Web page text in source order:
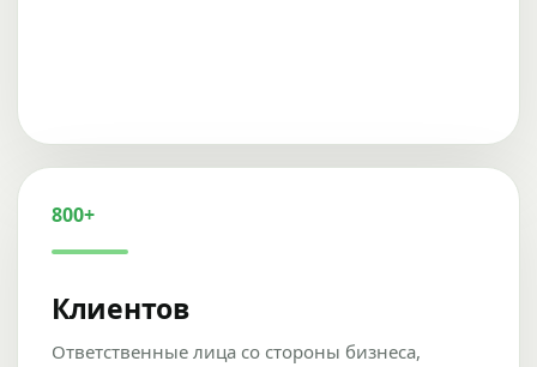
800+
Клиентов
Ответственные лица со стороны бизнеса,